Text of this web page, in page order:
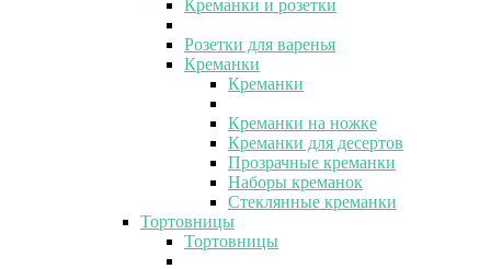
Креманки и розетки
Розетки для варенья
Креманки
Креманки
Креманки на ножке
Креманки для десертов
Прозрачные креманки
Наборы креманок
Стеклянные креманки
Тортовницы
Тортовницы